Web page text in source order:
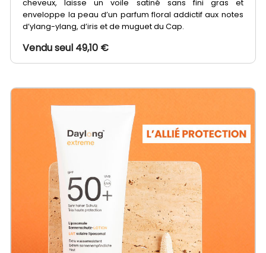
cheveux, laisse un voile satiné sans fini gras et
enveloppe la peau d’un parfum floral addictif aux notes
d’ylang-ylang, d’iris et de muguet du Cap.
Vendu seul 49,10 €